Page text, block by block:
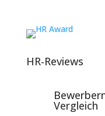
HR-Reviews
Vergleich